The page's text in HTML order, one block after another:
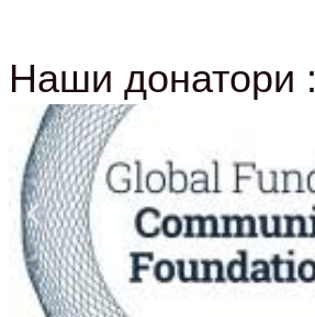
Наши донатори :